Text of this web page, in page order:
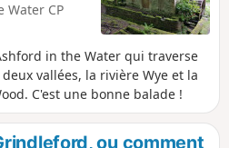
Water CP
in the Water qui traverse
vallées, la rivière Wye et la
C'est une bonne balade !
ou comment